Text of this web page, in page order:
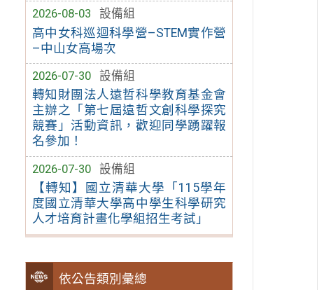
2026-08-03
設備組
高中女科巡迴科學營–STEM實作營
–中山女高場次
2026-07-30
設備組
轉知財團法人遠哲科學教育基金會
主辦之「第七屆遠哲文創科學探究
競賽」活動資訊，歡迎同學踴躍報
名參加！
2026-07-30
設備組
【轉知】國立清華大學「115學年
度國立清華大學高中學生科學研究
人才培育計畫化學組招生考試」
依公告類別彙總